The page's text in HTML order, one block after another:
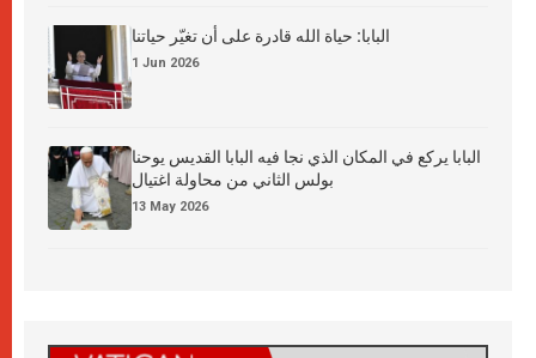
البابا: حياة الله قادرة على أن تغيّر حياتنا
1 Jun 2026
البابا يركع في المكان الذي نجا فيه البابا القديس يوحنا
بولس الثاني من محاولة اغتيال
13 May 2026